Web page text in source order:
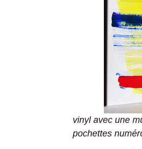
vinyl avec une
pochettes